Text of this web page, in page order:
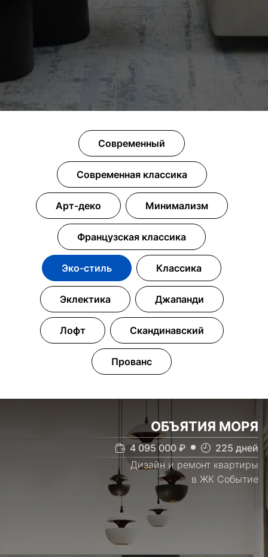
Современный
Современная классика
Арт-деко Минимализм
Французская классика
Эко-стиль Классика
Эклектика Джапанди
Лофт Скандинавский
Прованс
ОБЪЯТИЯ МОРЯ
4 095 000 ₽ 225 дней
Дизайн и ремонт квартиры
в ЖК Событие